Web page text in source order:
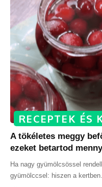
RECEPTEK ÉS
A tökéletes meggy
ezeket betartod
Ha nagy gyümölcsössel
gyümölccsel: hiszen a kertben